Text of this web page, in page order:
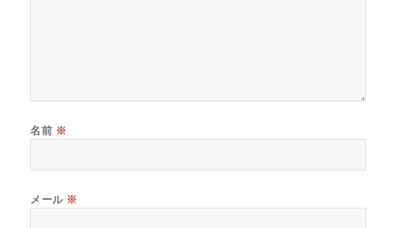
名前 ※
メール ※